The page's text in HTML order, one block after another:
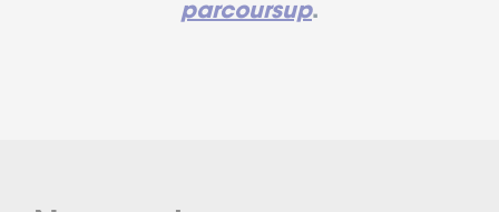
parcoursup.